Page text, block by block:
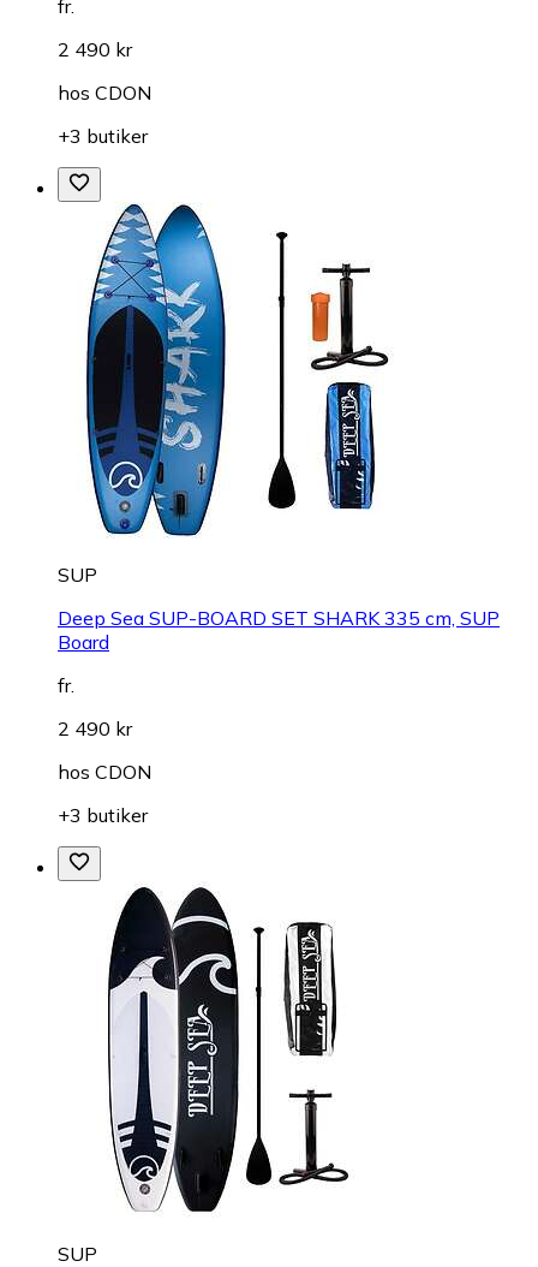
fr.
2 490 kr
hos CDON
+3 butiker
SUP
Deep Sea SUP-BOARD SET SHARK 335 cm, SUP
Board
fr.
2 490 kr
hos CDON
+3 butiker
SUP